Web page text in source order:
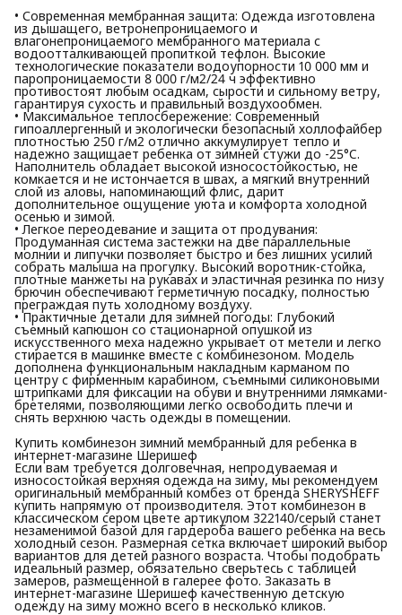
• Современная мембранная защита: Одежда изготовлена
из дышащего, ветронепроницаемого и
влагонепроницаемого мембранного материала с
водоотталкивающей пропиткой тефлон. Высокие
технологические показатели водоупорности 10 000 мм и
паропроницаемости 8 000 г/м2/24 ч эффективно
противостоят любым осадкам, сырости и сильному ветру,
гарантируя сухость и правильный воздухообмен.
• Максимальное теплосбережение: Современный
гипоаллергенный и экологически безопасный холлофайбер
плотностью 250 г/м2 отлично аккумулирует тепло и
надежно защищает ребенка от зимней стужи до -25°C.
Наполнитель обладает высокой износостойкостью, не
комкается и не истончается в швах, а мягкий внутренний
слой из аловы, напоминающий флис, дарит
дополнительное ощущение уюта и комфорта холодной
осенью и зимой.
• Легкое переодевание и защита от продувания:
Продуманная система застежки на две параллельные
молнии и липучки позволяет быстро и без лишних усилий
собрать малыша на прогулку. Высокий воротник-стойка,
плотные манжеты на рукавах и эластичная резинка по низу
брючин обеспечивают герметичную посадку, полностью
преграждая путь холодному воздуху.
• Практичные детали для зимней погоды: Глубокий
съемный капюшон со стационарной опушкой из
искусственного меха надежно укрывает от метели и легко
стирается в машинке вместе с комбинезоном. Модель
дополнена функциональным накладным карманом по
центру с фирменным карабином, съемными силиконовыми
штрипками для фиксации на обуви и внутренними лямками-
бретелями, позволяющими легко освободить плечи и
снять верхнюю часть одежды в помещении.
Купить комбинезон зимний мембранный для ребенка в
интернет-магазине Шеришеф
Если вам требуется долговечная, непродуваемая и
износостойкая верхняя одежда на зиму, мы рекомендуем
оригинальный мембранный комбез от бренда SHERYSHEFF
купить напрямую от производителя. Этот комбинезон в
классическом сером цвете артикулом З22140/серый станет
незаменимой базой для гардероба вашего ребенка на весь
холодный сезон. Размерная сетка включает широкий выбор
вариантов для детей разного возраста. Чтобы подобрать
идеальный размер, обязательно сверьтесь с таблицей
замеров, размещенной в галерее фото. Заказать в
интернет-магазине Шеришеф качественную детскую
одежду на зиму можно всего в несколько кликов.